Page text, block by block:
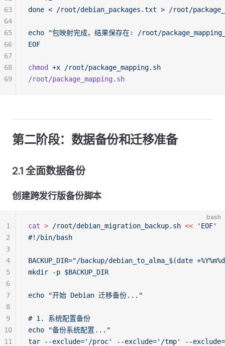
done < /root/debian_packages.txt > /root/
echo "包映射完成，结果保存在: /root/
EOF
chmod +x /root/package_mapping.sh
/root/package_mapping.sh
63
64
65
66
67
68
69
第二阶段：数据备份和迁移准备
2.1 全面数据备份
创建跨发行版备份脚本
bash
cat > /root/debian_migration_backup.sh << 'EOF'
#!/bin/bash
BACKUP_DIR="/backup/debian_to_alma_$(date
mkdir -p $BACKUP_DIR
echo "开始 Debian 迁移备份..."
# 1. 系统配置备份
echo "备份系统配置..."
tar --exclude='/proc' --exclude='/tmp' --
1
2
3
4
5
6
7
8
9
10
11